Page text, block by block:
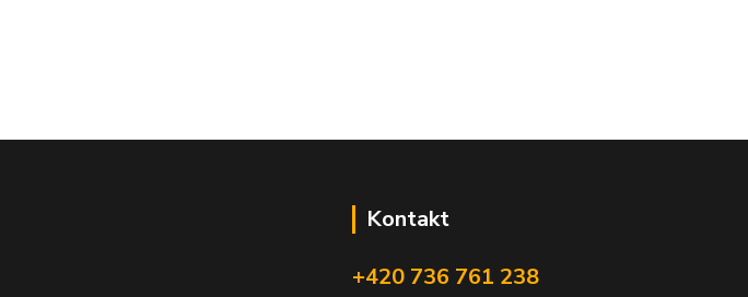
Kontakt
+420 736 761 238